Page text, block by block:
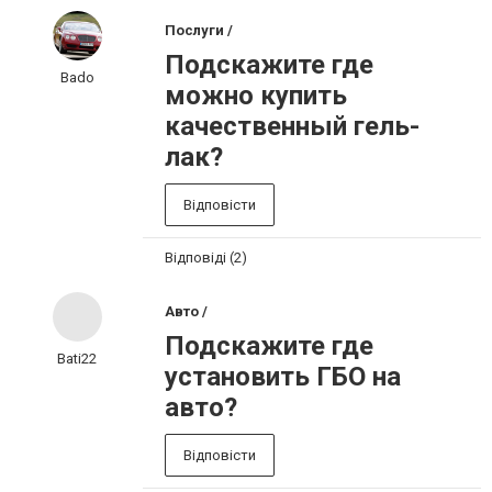
Bado
Послуги /
Подскажите где
можно купить
качественный гель-
лак?
Відповісти
Відповіді (2)
Bati22
Авто /
Подскажите где
установить ГБО на
авто?
Відповісти